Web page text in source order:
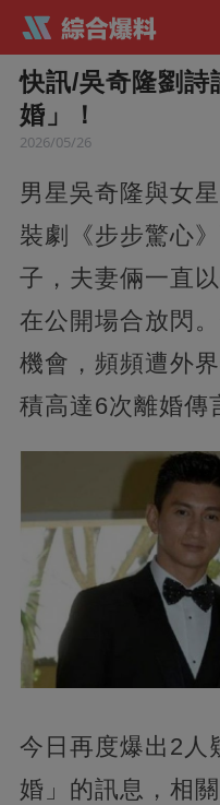
快訊/吳奇隆劉詩
婚」！
2026/05/26
男星吳奇隆與女
裝劇《步步驚心
子，夫妻倆一直
在公開場合放閃
機會，頻頻遭外
積高達6次離婚傳
今日再度爆出2人
婚」的訊息，相